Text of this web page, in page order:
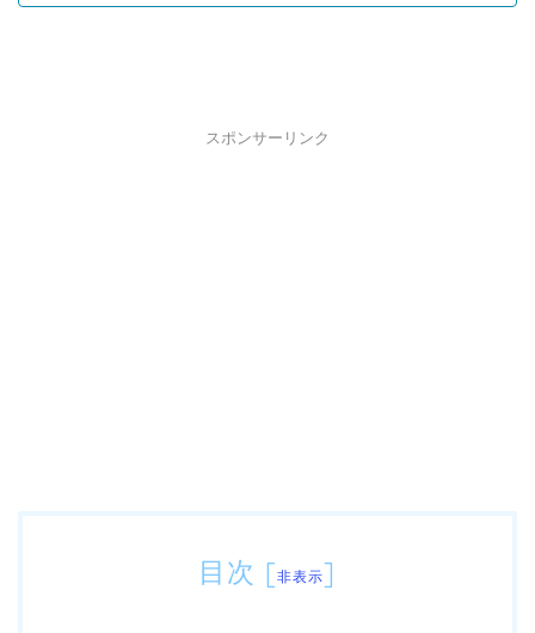
スポンサーリンク
目次 [非表示]